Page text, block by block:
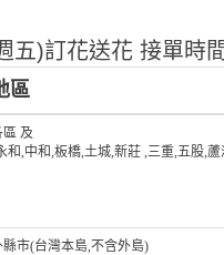
五)訂花送花 接單時
區
區 及
和,中和,板橋,土城,新莊 ,三重,五股,
市(台灣本島,不含外島)